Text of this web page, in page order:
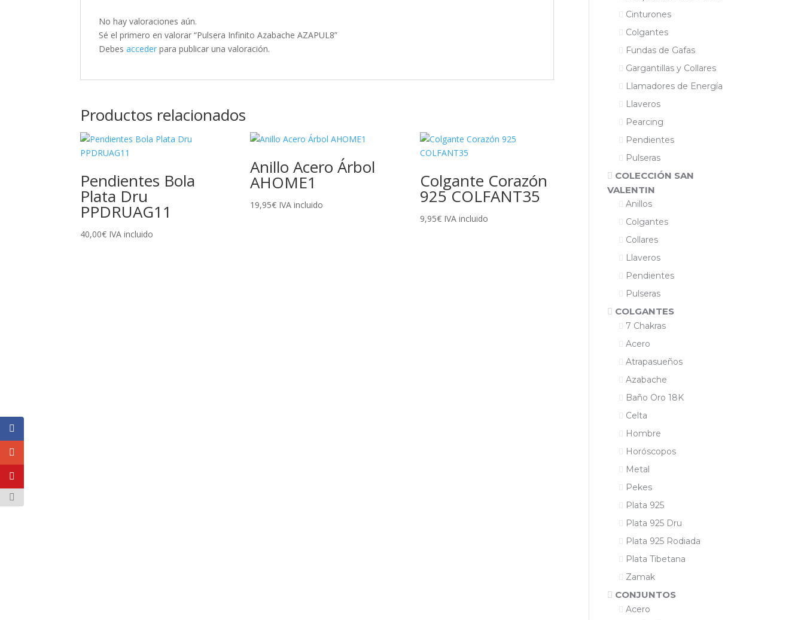
No hay valoraciones aún.
Sé el primero en valorar “Pulsera Infinito Azabache AZAPUL8”
Debesacceder para publicar una valoración.
Productos relacionados
Pendientes Bola
Plata Dru
PPDRUAG11
40,00€ IVA incluido
Anillo Acero Árbol
AHOME1
19,95€ IVA incluido
Colgante Corazón
925 COLFANT35
9,95€ IVA incluido
Cinturones
Colgantes
Fundas de Gafas
Gargantillas y Collares
Llamadores de Energía
Llaveros
Pearcing
Pendientes
Pulseras
COLECCIÓN SAN
VALENTIN
Anillos
Colgantes
Collares
Llaveros
Pendientes
Pulseras
COLGANTES
7 Chakras
Acero
Atrapasueños
Azabache
Baño Oro 18K
Celta
Hombre
Horóscopos
Metal
Pekes
Plata 925
Plata 925 Dru
Plata 925 Rodiada
Plata Tibetana
Zamak
CONJUNTOS
Acero